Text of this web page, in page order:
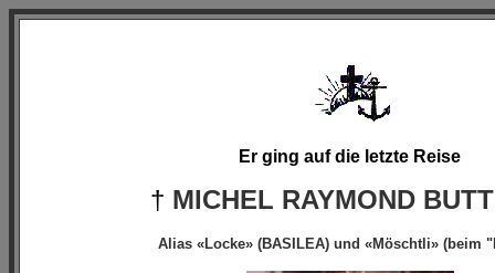
Er ging auf die letzte Reise
† MICHEL RAYMOND
Alias «Locke» (BASILEA) und «Möschtli» (beim